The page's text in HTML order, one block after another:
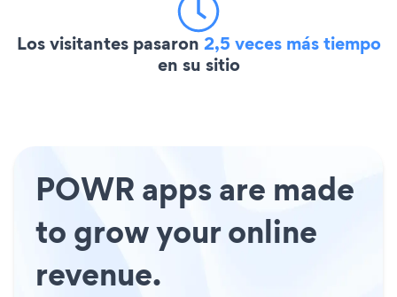
Los visitantes pasaron 2,5 veces más tiempo
en su sitio
POWR apps are made
to grow your online
revenue.